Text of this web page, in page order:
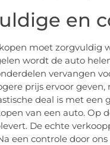
en
moet zorgvuldig
wordt de auto
vervangen
prijs ervoor
deal is met
van een auto. Op
De echte
een controle door